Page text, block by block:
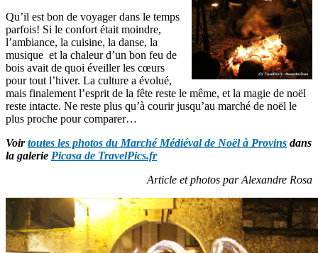
Qu’il est bon de voyager dans le temps
parfois! Si le confort était moindre,
l’ambiance, la cuisine, la danse, la
musique et la chaleur d’un bon feu de
bois avait de quoi éveiller les cœurs
pour tout l’hiver. La culture a évolué,
mais finalement l’esprit de la fête reste le même, et la magie de noël
reste intacte. Ne reste plus qu’à courir jusqu’au marché de noël le
plus proche pour comparer…
Voirtoutes les photos du Marché Médiéval de Noël à Provins dans
la galerie Picasa de TravelPics.fr
Article et photos par Alexandre Rosa